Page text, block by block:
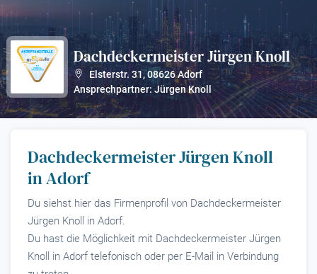
Dachdeckermeister Jürgen Knoll ?
Elsterstr. 31,08626Adorf
Ansprechpartner: Jürgen Knoll
Dachdeckermeister Jürgen Knoll
in Adorf
Du siehst hier das Firmenprofil von Dachdeckermeister
Jürgen Knoll in Adorf.
Du hast die Möglichkeit mit Dachdeckermeister Jürgen
Knoll in Adorf telefonisch oder per E-Mail in Verbindung